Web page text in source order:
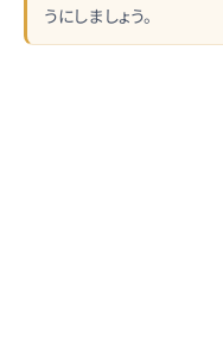
うにしましょう。